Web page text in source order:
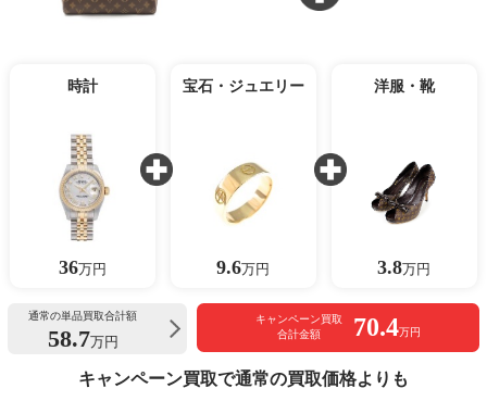
時計
36万円
宝石・ジュエリー
9.6万円
洋服・靴
3.8万円
通常の単品買取合計額
58.7万円
キャンペーン買取
合計金額
70.4万円
キャンペーン買取で通常の買取価格よりも